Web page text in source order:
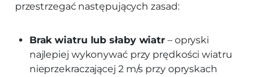
przestrzegać następujących zasad:
Brak wiatru lub słaby wiatr – opryski
najlepiej wykonywać przy prędkości wiatru
nieprzekraczającej 2 m/s przy opryskach